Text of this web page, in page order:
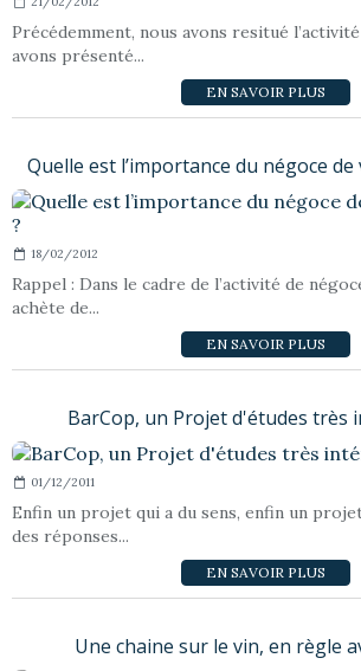
Précédemment, nous avons resitué
avons présenté...
EN SAVOIR PLUS
Quelle est l’importance du négoce de
18/02/2012
Rappel : Dans le cadre de l’activité de
achète de...
EN SAVOIR PLUS
BarCop, un Projet d'études très
01/12/2011
Enfin un projet qui a du sens, enfin un
des réponses...
EN SAVOIR PLUS
Une chaine sur le vin, en règle